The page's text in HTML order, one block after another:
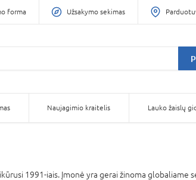
forma Užsakymo sekimas
Naujagimio kraitelis Lauko žaislų
1991-iais. Įmonė yra gerai žinoma